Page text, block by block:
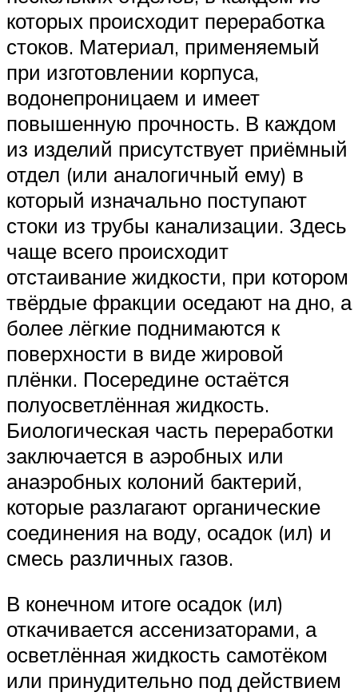
которых происходит переработка
стоков. Материал, применяемый
при изготовлении корпуса,
водонепроницаем и имеет
повышенную прочность. В каждом
из изделий присутствует приёмный
отдел (или аналогичный ему) в
который изначально поступают
стоки из трубы канализации. Здесь
чаще всего происходит
отстаивание жидкости, при котором
твёрдые фракции оседают на дно, а
более лёгкие поднимаются к
поверхности в виде жировой
плёнки. Посередине остаётся
полуосветлённая жидкость.
Биологическая часть переработки
заключается в аэробных или
анаэробных колоний бактерий,
которые разлагают органические
соединения на воду, осадок (ил) и
смесь различных газов.
В конечном итоге осадок (ил)
откачивается ассенизаторами, а
осветлённая жидкость самотёком
или принудительно под действием